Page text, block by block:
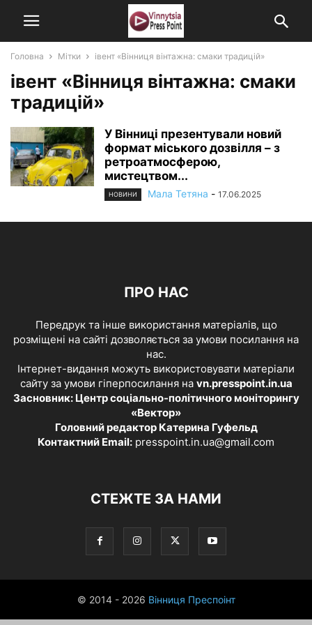
Головна Мітки івент «Вінниця вінтажна: смаки традицій»
івент «Вінниця вінтажна: смаки
традицій»
У Вінниці презентували новий
формат міського дозвілля – з
ретроатмосферою,
мистецтвом...
НОВИНИ Мала Тетяна - 17.06.2025
ПРО НАС
Передрук та інше використання матеріалів, що
розміщені на сайті дозволяється за умови посилання на
нас.
Інтернет-видання можуть використовувати матеріали
сайту за умови гіперпосилання на vn.presspoint.in.ua
Засновник: Центр соціально-політичного моніторингу
«Вектор»
Головний редактор Катерина Гуфельд
Контактний Email: presspoint.in.ua@gmail.com
СТЕЖТЕ ЗА НАМИ
© 2014 - 2026 Вінниця Преспоінт